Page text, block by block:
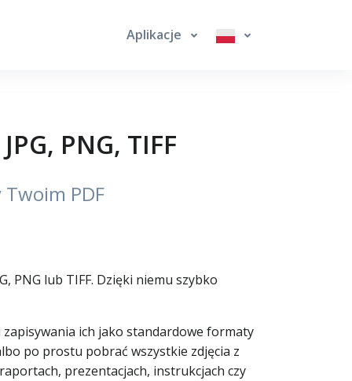
Aplikacje
PNG, TIFF
PDF
PNG lub TIFF. Dzięki niemu szybko
ich jako standardowe formaty
po prostu pobrać wszystkie zdjęcia z
prezentacjach, instrukcjach czy